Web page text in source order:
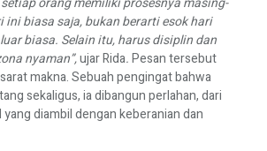
ini biasa saja, bukan berarti esok hari
biasa. Selain itu, harus disiplin dan
nyaman”,ujar Rida.Pesan tersebut
makna. Sebuah pengingat bahwa
sekaligus, ia dibangun perlahan, dari
diambil dengan keberanian dan